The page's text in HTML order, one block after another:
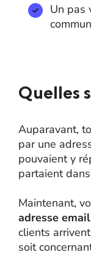
Un pas
Quelles
Auparavant,
par une
pouvaient y
partaient
Maintenant,
adresse email
clients
soit